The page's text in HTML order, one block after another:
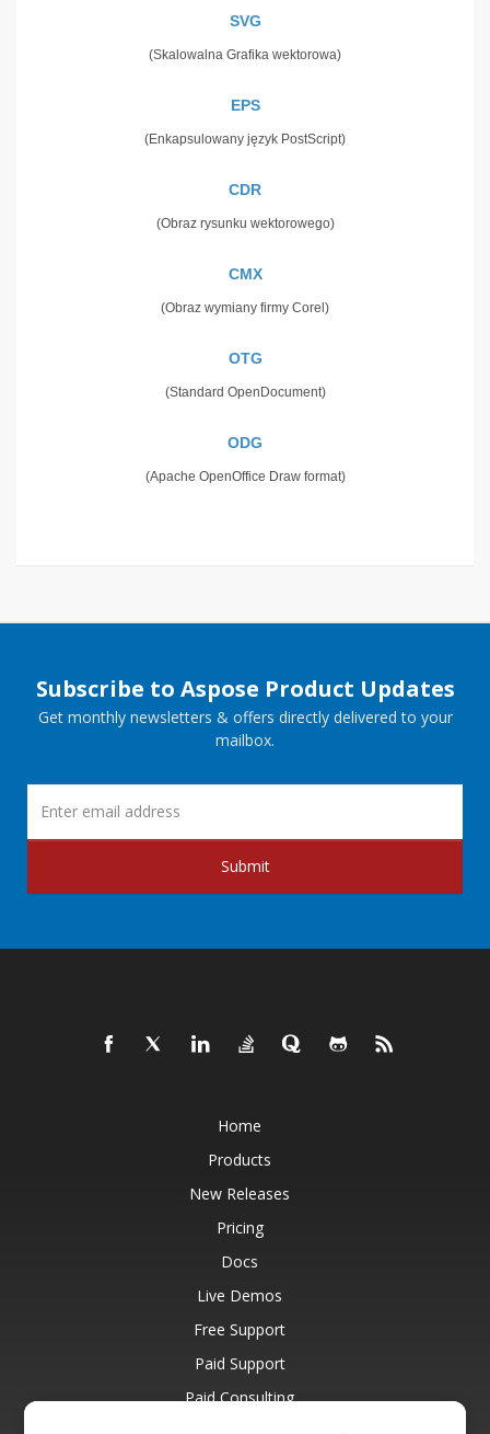
SVG
(Skalowalna Grafika wektorowa)
EPS
(Enkapsulowany język PostScript)
CDR
(Obraz rysunku wektorowego)
CMX
(Obraz wymiany firmy Corel)
OTG
(Standard OpenDocument)
ODG
(Apache OpenOffice Draw format)
Subscribe to Aspose Product Updates
Get monthly newsletters & offers directly delivered to your
mailbox.
Submit
Home
Products
New Releases
Pricing
Docs
Live Demos
Free Support
Paid Support
Paid Consulting